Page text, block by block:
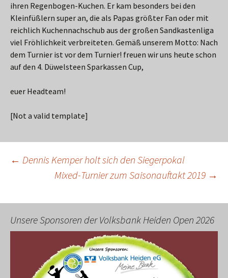
ihren Regenbogen-Kuchen. Er kam besonders bei den
Kleinfüßlern super an, die als Papas größter Fan oder mit
reichlich Kuchennachschub aus der großen Sandkastenliga
viel Fröhlichkeit verbreiteten. Gemäß unserem Motto: Nach
dem Turnier ist vor dem Turnier! freuen wir uns heute schon
auf den 4. Düwelsteen Sparkassen Cup,
euer Headteam!
[Not a valid template]
Beitragsnavigation
← Dennis Kemper holt sich den Siegerpokal
Mixed-Turnier zum Saisonauftakt 2019 →
Unsere Sponsoren der Volksbank Heiden Open 2026